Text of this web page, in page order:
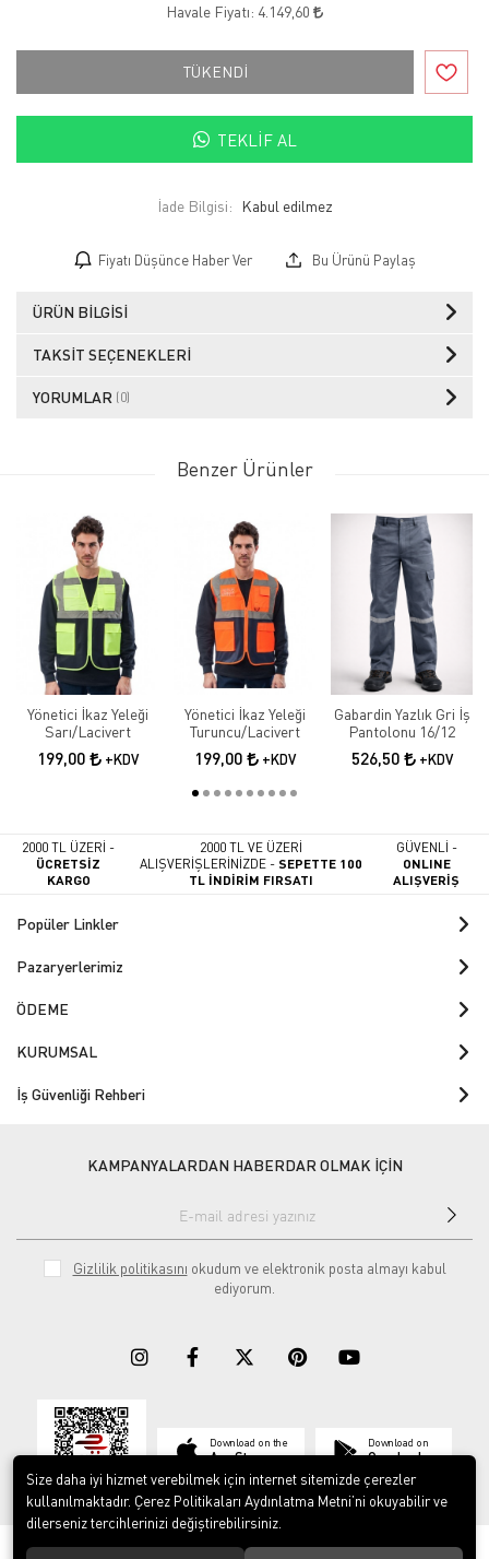
Havale Fiyatı: 4.149,60
TÜKENDİ
TEKLIF AL
İade Bilgisi:
Fiyatı Düşünce Haber Ver Bu Ürünü Paylaş
ÜRÜN BILGISI
TAKSIT SEÇENEKLERI
YORUMLAR (0)
Benzer Ürünler
Yönetici İkaz Yeleği
Sarı/Lacivert
199,00 +KDV
Yönetici İkaz Yeleği
Turuncu/Lacivert
199,00 +KDV
Gabardin Yazlık Gri İş
Pantolonu 16/12
526,50 +KDV
2000 TL ÜZERİ -
ÜCRETSİZ
KARGO
2000 TL VE ÜZERİ
ALIŞVERİŞLERİNİZDE -SEPETTE 100
TL İNDİRİM FIRSATI
GÜVENLİ -
ONLINE
ALIŞVERİŞ
Popüler Linkler
Pazaryerlerimiz
ÖDEME
KURUMSAL
İş Güvenliği Rehberi
KAMPANYALARDAN HABERDAR OLMAK İÇİN
Gizlilik politikasını okudum ve elektronik posta almayı kabul
ediyorum.
Download on the
App Store
Download on
Google play
© 2023ERY İş Güvenliği Ekipmanları. Tüm hakları saklıdır.
Size daha iyi hizmet verebilmek için internet sitemizde çerezler
kullanılmaktadır. Çerez Politikaları Aydınlatma Metni’ni okuyabilir ve
dilerseniz tercihlerinizi değiştirebilirsiniz.